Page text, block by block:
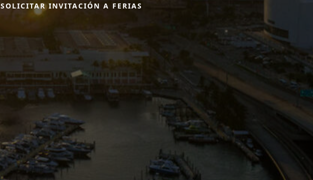
SOLICITAR INVITACIÓN A FERIAS